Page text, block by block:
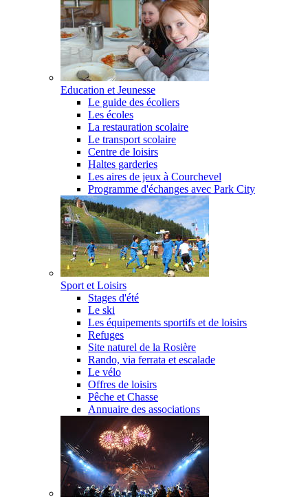
Education et Jeunesse
Le guide des écoliers
Les écoles
La restauration scolaire
Le transport scolaire
Centre de loisirs
Haltes garderies
Les aires de jeux à Courchevel
Programme d'échanges avec Park City
Sport et Loisirs
Stages d'été
Le ski
Les équipements sportifs et de loisirs
Refuges
Site naturel de la Rosière
Rando, via ferrata et escalade
Le vélo
Offres de loisirs
Pêche et Chasse
Annuaire des associations